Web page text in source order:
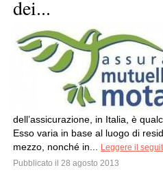
dei...
dell’assicurazione, in Italia, è
Esso varia in base al luogo di
mezzo, nonché in...
Leggere il
Pubblicato il 28 agosto 2013